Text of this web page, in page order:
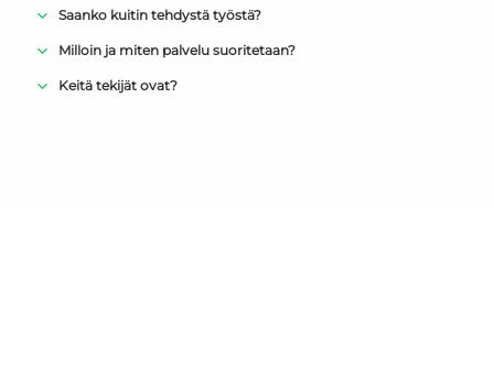
Saanko kuitin tehdystä työstä?
Milloin ja miten palvelu suoritetaan?
Keitä tekijät ovat?